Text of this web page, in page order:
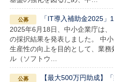
「IT導入補助金2025
2025年6月18日、中小企業庁は
の採択結果を発表しました。 中
生産性の向上を目的として、業
ル（ソフトウ…
【最大500万円助成】